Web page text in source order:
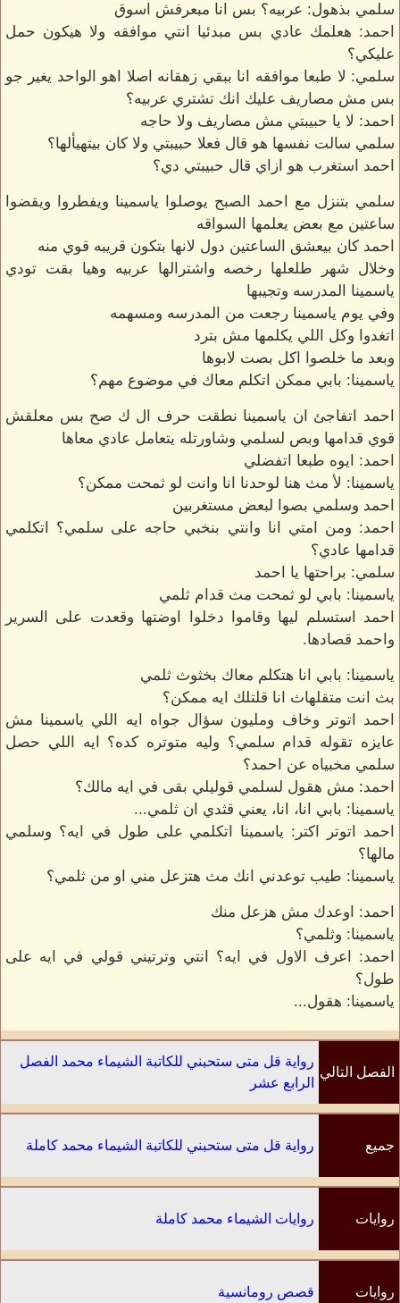
سلمي بذهول: عربيه؟ بس انا مبعرفش اسوق
احمد: هعلمك عادي بس مبدئيا انتي موافقه ولا هيكون حمل
عليكي؟
سلمي: لا طبعا موافقه انا ببقي زهقانه اصلا اهو الواحد يغير جو
بس مش مصاريف عليك انك تشتري عربيه؟
احمد: لا يا حبيبتي مش مصاريف ولا حاجه
سلمي سالت نفسها هو قال فعلا حبيبتي ولا كان بيتهيألها؟
احمد استغرب هو ازاي قال حبيبتي دي؟
سلمي بتنزل مع احمد الصبح يوصلوا ياسمينا ويفطروا ويقضوا
ساعتين مع بعض يعلمها السواقه
احمد كان بيعشق الساعتين دول لانها بتكون قريبه قوي منه
وخلال شهر طلعلها رخصه واشترالها عربيه وهيا بقت تودي
ياسمينا المدرسه وتجيبها
وفي يوم ياسمينا رجعت من المدرسه ومسهمه
اتغدوا وكل اللي يكلمها مش بترد
وبعد ما خلصوا اكل بصت لابوها
ياسمينا: بابي ممكن اتكلم معاك في موضوع مهم؟
احمد اتفاجئ ان ياسمينا نطقت حرف ال ك صح بس معلقش
قوي قدامها وبص لسلمي وشاورتله يتعامل عادي معاها
احمد: ايوه طبعا اتفضلي
ياسمينا: لأ مث هنا لوحدنا انا وانت لو ثمحت ممكن؟
احمد وسلمي بصوا لبعض مستغربين
احمد: ومن امتي انا وانتي بنخبي حاجه على سلمي؟ اتكلمي
قدامها عادي؟
سلمي: براحتها يا احمد
ياسمينا: بابي لو ثمحت مث قدام ثلمي
احمد استسلم ليها وقاموا دخلوا اوضتها وقعدت على السرير
واحمد قصادها.
ياسمينا: بابي انا هتكلم معاك بخثوث ثلمي
بث انت متقلهاث انا قلتلك ايه ممكن؟
احمد اتوتر وخاف ومليون سؤال جواه ايه اللي ياسمينا مش
عايزه تقوله قدام سلمي؟ وليه متوتره كده؟ ايه اللي حصل
سلمي مخبياه عن احمد؟
احمد: مش هقول لسلمي قوليلي بقى في ايه مالك؟
ياسمينا: بابي انا، انا، يعني قثدي ان ثلمي...
احمد اتوتر اكتر: ياسمينا اتكلمي على طول في ايه؟ وسلمي
مالها؟
ياسمينا: طيب توعدني انك مث هتزعل مني او من ثلمي؟
احمد: اوعدك مش هزعل منك
ياسمينا: وثلمي؟
احمد: اعرف الاول في ايه؟ انتي وترتيني قولي في ايه على
طول؟
ياسمينا: هقول...
الفصل التالي
رواية قل متى ستحبني للكاتبة الشيماء محمد الفصل
الرابع عشر
جميع رواية قل متى ستحبني للكاتبة الشيماء محمد كاملة
روايات روايات الشيماء محمد كاملة
روايات قصص رومانسية